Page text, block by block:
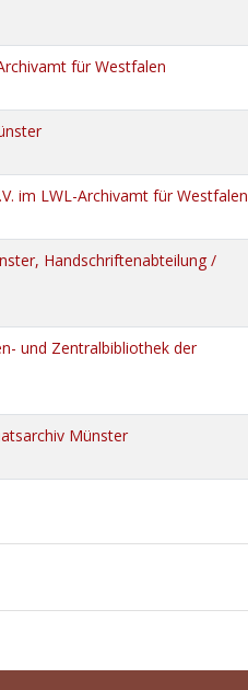
für Westfalen
im LWL-Archivamt für Westfalen
Handschriftenabteilung /
und Zentralbibliothek der
Münster